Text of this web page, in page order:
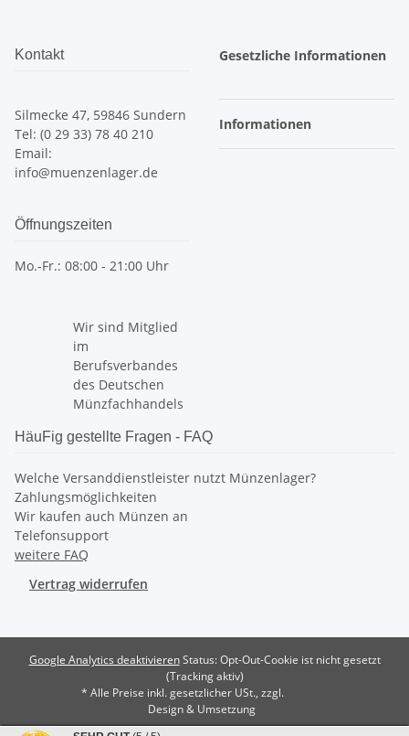
Kontakt
Silmecke 47, 59846 Sundern
Tel: (0 29 33) 78 40 210
Email:
info@muenzenlager.de
Öffnungszeiten
Mo.-Fr.: 08:00 - 21:00 Uhr
Wir sind Mitglied
im
Berufsverbandes
des Deutschen
Münzfachhandels
Gesetzliche Informationen
Informationen
HäuFig gestellte Fragen - FAQ
Welche Versanddienstleister nutzt Münzenlager?
Zahlungsmöglichkeiten
Wir kaufen auch Münzen an
Telefonsupport
weitere FAQ
Vertrag widerrufen
Google Analytics deaktivieren Status: Opt-Out-Cookie ist nicht gesetzt
(Tracking aktiv)
* Alle Preise inkl. gesetzlicher USt., zzgl.
Design & Umsetzung
Powered by